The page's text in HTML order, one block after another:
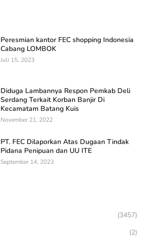
Peresmian kantor FEC shopping Indonesia
Cabang LOMBOK
Juli 15, 2023
Diduga Lambannya Respon Pemkab Deli
Serdang Terkait Korban Banjir Di
Kecamatam Batang Kuis
November 21, 2022
PT. FEC Dilaporkan Atas Dugaan Tindak
Pidana Penipuan dan UU ITE
September 14, 2023
(3457)
(2)